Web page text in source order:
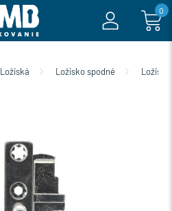
0
Ložiská Ložisko spodné